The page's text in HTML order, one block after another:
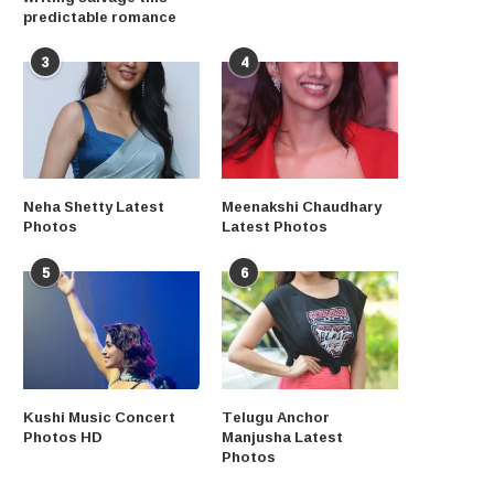
predictable romance
3
Neha Shetty Latest
Photos
4
Meenakshi Chaudhary
Latest Photos
5
Kushi Music Concert
Photos HD
6
Telugu Anchor
Manjusha Latest
Photos